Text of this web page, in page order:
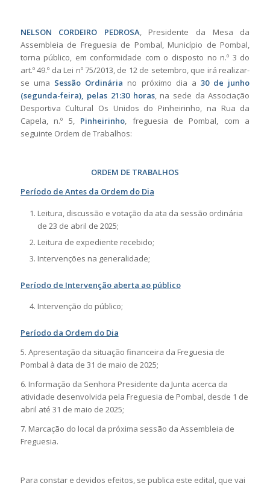
NELSON CORDEIRO PEDROSA, Presidente da Mesa da
Assembleia de Freguesia de Pombal, Município de Pombal,
torna público, em conformidade com o disposto no n.º 3 do
art.º 49.º da Lei nº 75/2013, de 12 de setembro, que irá realizar-
se uma Sessão Ordinária no próximo dia a30 de junho
(segunda-feira), pelas 21:30 horas, na sede da Associação
Desportiva Cultural Os Unidos do Pinheirinho, na Rua da
Capela, n.º 5, Pinheirinho, freguesia de Pombal, com a
seguinte Ordem de Trabalhos:
ORDEM DE TRABALHOS
Período de Antes da Ordem do Dia
Leitura, discussão e votação da ata da sessão ordinária
de 23 de abril de 2025;
Leitura de expediente recebido;
Intervenções na generalidade;
Período de Intervenção aberta ao público
Intervenção do público;
Período da Ordem do Dia
5. Apresentação da situação financeira da Freguesia de
Pombal à data de 31 de maio de 2025;
6. Informação da Senhora Presidente da Junta acerca da
atividade desenvolvida pela Freguesia de Pombal, desde 1 de
abril até 31 de maio de 2025;
7. Marcação do local da próxima sessão da Assembleia de
Freguesia.
Para constar e devidos efeitos, se publica este edital, que vai